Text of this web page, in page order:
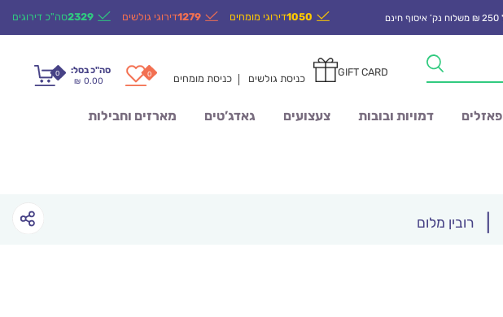
1050דירוגי מומחים 1279דירוגי גולשים 2329סה"כ דירוגים
GIFT CARD כניסת גולשים כניסת מומחים 0
0 סה"כ בסל:
₪ 0.00
פאזלים דמויות ובובות צעצועים גאדג’טים מארזים וחבילות
רובין מלום